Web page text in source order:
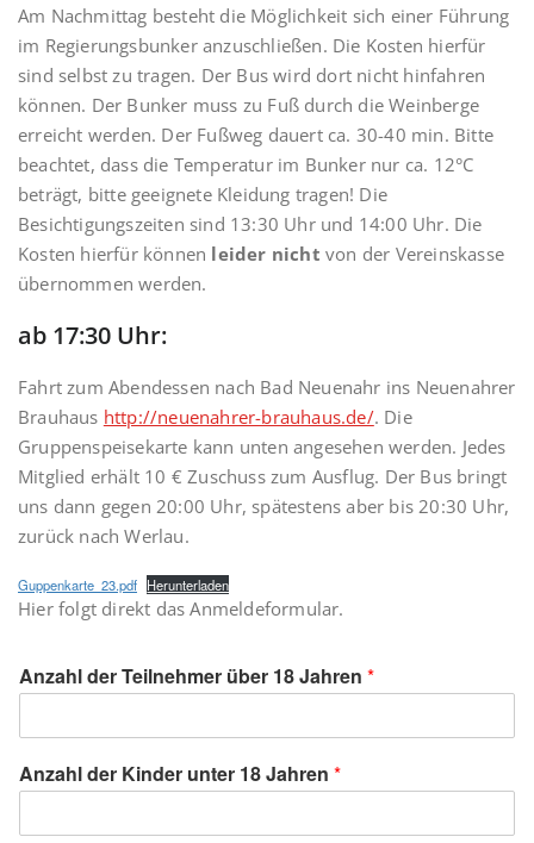
Am Nachmittag besteht die Möglichkeit sich einer Führung
im Regierungsbunker anzuschließen. Die Kosten hierfür
sind selbst zu tragen. Der Bus wird dort nicht hinfahren
können. Der Bunker muss zu Fuß durch die Weinberge
erreicht werden. Der Fußweg dauert ca. 30-40 min. Bitte
beachtet, dass die Temperatur im Bunker nur ca. 12°C
beträgt, bitte geeignete Kleidung tragen! Die
Besichtigungszeiten sind 13:30 Uhr und 14:00 Uhr. Die
Kosten hierfür können leider nicht von der Vereinskasse
übernommen werden.
ab 17:30 Uhr:
Fahrt zum Abendessen nach Bad Neuenahr ins Neuenahrer
Brauhaus http://neuenahrer-brauhaus.de/. Die
Gruppenspeisekarte kann unten angesehen werden. Jedes
Mitglied erhält 10 € Zuschuss zum Ausflug. Der Bus bringt
uns dann gegen 20:00 Uhr, spätestens aber bis 20:30 Uhr,
zurück nach Werlau.
Guppenkarte_23.pdf Herunterladen
Hier folgt direkt das Anmeldeformular.
Anzahl der Teilnehmer über 18 Jahren *
Anzahl der Kinder unter 18 Jahren *